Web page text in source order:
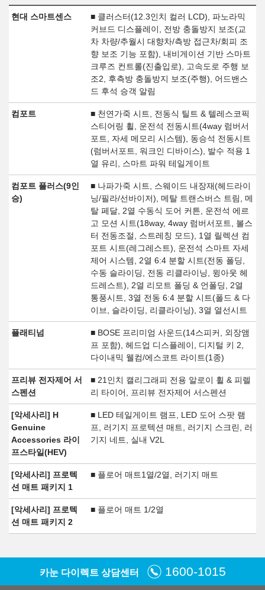
현대 스마트센스
■ 클러스터(12.3인치 컬러 LCD), 파노라믹
커브드 디스플레이, 전방 충돌방지 보조(교
차 차량/추월시 대향차/측방 접근차/회피 조
향 보조 기능 포함), 내비게이션 기반 스마트
크루즈 컨트롤(진출입로), 고속도로 주행 보
조2, 후측방 충돌방지 보조(주행), 어드밴스
드 후석 승객 알림
컴포트
■ 천연가죽 시트, 전동식 틸트 & 텔레스코픽
스티어링 휠, 운전석 전동시트(4way 럼버서
포트, 자세 메모리 시스템), 동승석 전동시트
(럼버서포트, 워크인 디바이스), 발수 적용 1
열 유리, 스마트 파워 테일게이트
컴포트 플러스(9인
승)
■ 나파가죽 시트, 스웨이드 내장재(헤드라이
닝/필라/선바이저), 메탈 트랜스버스 트림, 메
탈 페달, 2열 수동식 도어 커튼, 운전석 에르
고 모션 시트(18way, 4way 럼버서포트, 볼스
터 전동조절, 스트레칭 모드), 1열 릴렉션 컴
포트 시트(레그레스트), 운전석 스마트 자세
제어 시스템, 2열 6:4 분할 시트(전동 폴딩,
수동 슬라이딩, 전동 리클라이닝, 윙아웃 헤
드레스트), 2열 리모트 폴딩 & 언폴딩, 2열
통풍시트, 3열 전동 6:4 분할 시트(폴드 & 다
이브, 슬라이딩, 리클라이닝), 3열 열선시트
플래티넘
■ BOSE 프리미엄 사운드(14스피커, 외장앰
프 포함), 헤드업 디스플레이, 디지털 키 2,
다이내믹 웰컴/에스코트 라이트(1종)
프리뷰 전자제어 서
스펜션
■ 21인치 캘리그래피 전용 알로이 휠 & 피렐
리 타이어, 프리뷰 전자제어 서스펜션
[악세사리] H
Genuine
Accessories 라이
프스타일(HEV)
■ LED 테일게이트 램프, LED 도어 스팟 램
프, 러기지 프로텍션 매트, 러기지 스크린, 러
기지 네트, 실내 V2L
[악세사리] 프로텍
션 매트 패키지 1
■ 플로어 매트1열/2열, 러기지 매트
[악세사리] 프로텍
션 매트 패키지 2
■ 플로어 매트 1/2열
카눈 다이렉트 상담센터 1600-1015